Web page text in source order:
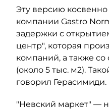
Эту версию
компании Gastro
задержки с
центр", которая
компаний, а также
(около 5 тыс. м2).
говорил Герасимиди.
"Невский маркет" —